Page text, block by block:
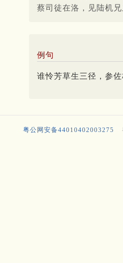
蔡司徒在洛，见陆机
例句
谁怜芳草生三径，参
粤公网安备44010402003275